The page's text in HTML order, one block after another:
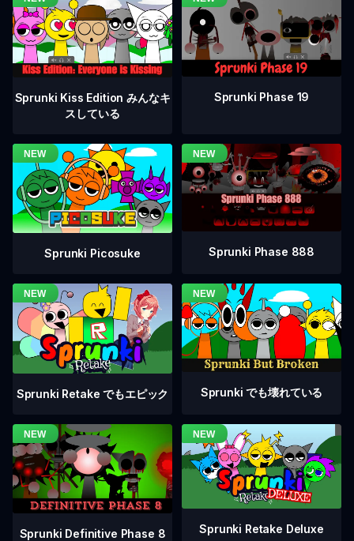
Sprunki Kiss Edition みんなキ
スしている
Sprunki Phase 19
Sprunki Picosuke Sprunki Phase 888
Sprunki Retake でもエピック Sprunki でも壊れている
Sprunki Definitive Phase 8 Sprunki Retake Deluxe